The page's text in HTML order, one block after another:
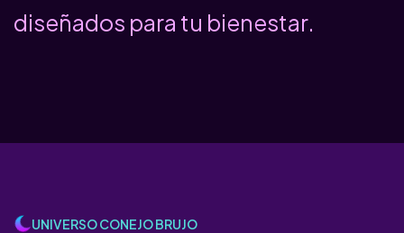
diseñados para tu bienestar.
UNIVERSO CONEJO BRUJO